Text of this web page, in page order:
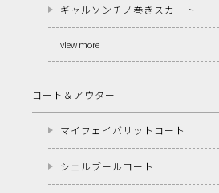
ギャルソンチノ巻きスカート
view more
コート＆アウター
マイフェイバリットコート
シェルブールコート